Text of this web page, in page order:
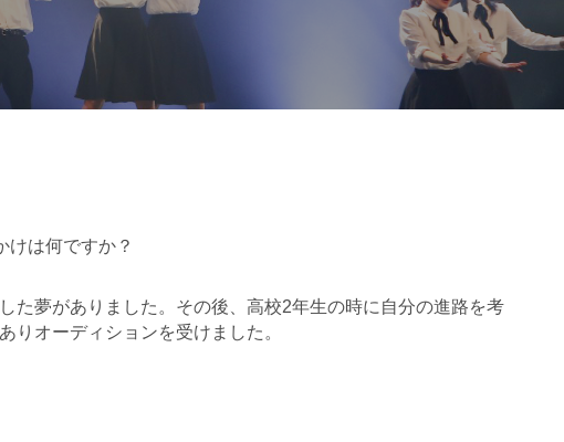
けは何ですか？
た夢がありま した。その後、高校2年生の時に自分の進路を考
りオーディションを受けました。